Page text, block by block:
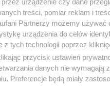
proc. ankietowanych
pracowników 28
Ponad połowa
są w tej kwestii nieco
Wciąż jednak 23 proc.
treści, pomiar reklam i
Partnerzy możemy
urządzenia do celów
z tych technologii poprzez
przycisk ustawień
danych nie
Preferencje będą miały